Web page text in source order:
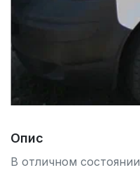
Опис
В отличном состоянии